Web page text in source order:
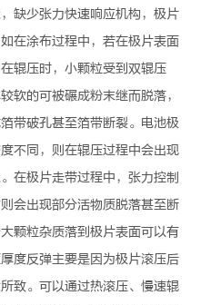
缺少张力快速响应机构，极片
在涂布过程中，若在极片表面
辊压时，小颗粒受到双辊压
软的可被碾成粉末继而脱落，
带破孔甚至箔带断裂。电池极
不同，则在辊压过程中会出现
在极片走带过程中，张力控制
会出现部分活物质脱落甚至断
颗粒杂质落到极片表面可以有
度反弹主要是因为极片滚压后
致。可以通过热滚压、慢速辊